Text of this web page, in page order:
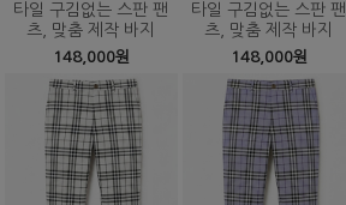
타일 구김없는 스판 팬
츠, 맞춤 제작 바지
148,000원
타일 구김없는 스판 팬
츠, 맞춤 제작 바지
148,000원